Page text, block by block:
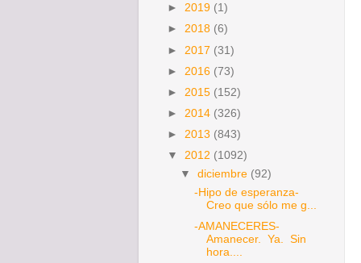
► 2019 (1)
► 2018 (6)
► 2017 (31)
► 2016 (73)
► 2015 (152)
► 2014 (326)
► 2013 (843)
▼ 2012 (1092)
▼diciembre (92)
-Hipo de esperanza-
Creo que sólo me g...
-AMANECERES-
Amanecer. Ya. Sin
hora....